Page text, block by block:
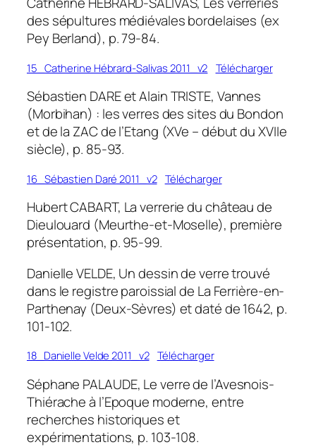
des sépultures médiévales bordelaises (ex
Pey Berland), p. 79-84.
15_Catherine Hébrard-Salivas 2011_v2 Télécharger
Sébastien DARE et Alain TRISTE, Vannes
(Morbihan) : les verres des sites du Bondon
et de la ZAC de l’Etang (XVe – début du XVIIe
siècle), p. 85-93.
16_Sébastien Daré 2011_v2 Télécharger
Hubert CABART, La verrerie du château de
Dieulouard (Meurthe-et-Moselle), première
présentation, p. 95-99.
Danielle VELDE, Un dessin de verre trouvé
dans le registre paroissial de La Ferrière-en-
Parthenay (Deux-Sèvres) et daté de 1642, p.
101-102.
18_Danielle Velde 2011_v2 Télécharger
Séphane PALAUDE, Le verre de l’Avesnois-
Thiérache à l’Epoque moderne, entre
recherches historiques et
expérimentations, p. 103-108.